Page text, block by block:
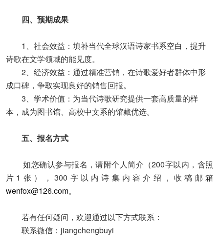
四、预期成果
1、社会效益：填补当代全球汉语诗家书系空白，提升
诗歌在文学领域的能见度。
2、经济效益：通过精准营销，在诗歌爱好者群体中形
成口碑，争取实现良好的销售回报。
3、学术价值：为当代诗歌研究提供一套高质量的样
本，成为图书馆、高校中文系的馆藏优选。
五、报名方式
如您确认参与报名，请附个人简介（200字以内，含照
片1张），300字以内诗集内容介绍，收稿邮箱
wenfox@126.com。
若有任何疑问，欢迎通过以下方式联系：
联系微信：jiangchengbuyi